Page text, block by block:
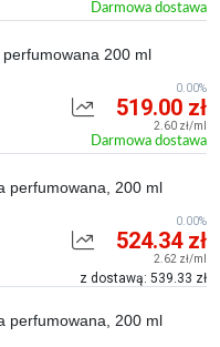
Darmowa dostawa
200 ml
519.00 zł
2.60 zł/ml
Darmowa dostawa
0.00%
perfumowana, 200 ml
524.34 zł
2.62 zł/ml
z dostawą: 539.33 zł
0.00%
perfumowana, 200 ml